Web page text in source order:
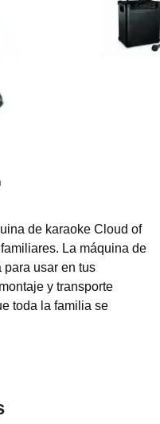
de karaoke Cloud of
La máquina de
para usar en tus
y transporte
toda la familia se